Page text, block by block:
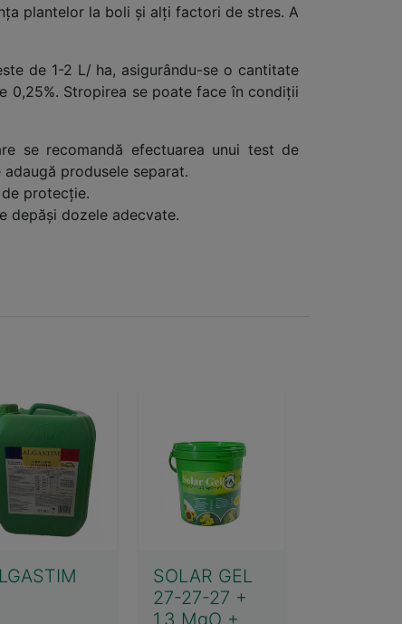
plantelor la boli și alți factori de stres. A
de 1-2 L/ ha, asigurându-se o cantitate
0,25%. Stropirea se poate face în condiţii
se recomandă efectuarea unui test de
produsele separat.
protecţie.
depăşi dozele adecvate.
SOLAR GEL
27-27-27 +
1.3 MgO +